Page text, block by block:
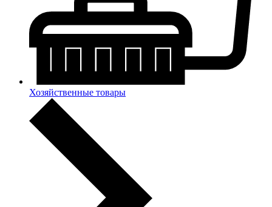
Хозяйственные товары